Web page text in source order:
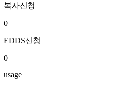
복사신청
0
EDDS신청
0
usage